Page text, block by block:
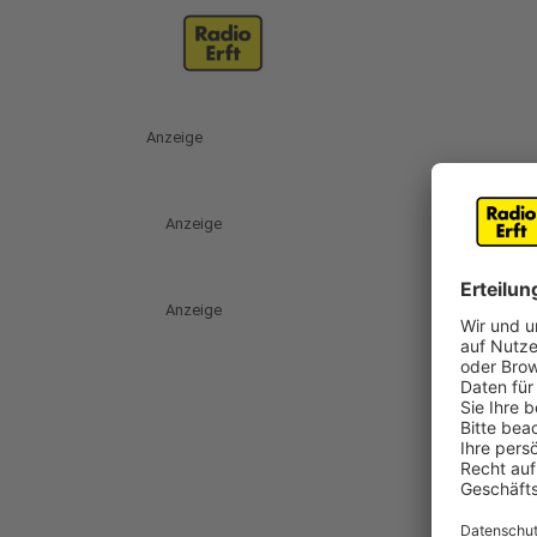
Anzeige
Anzeige
Anzeige